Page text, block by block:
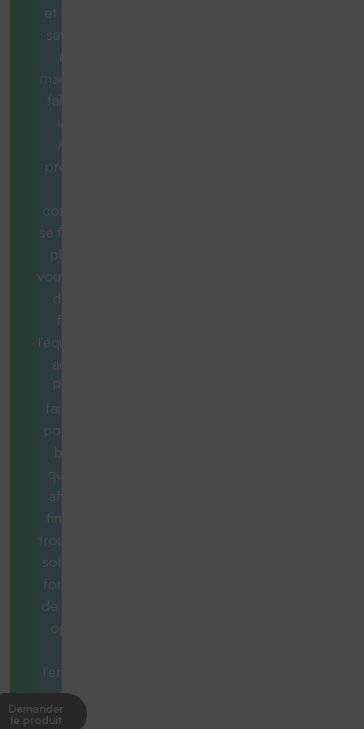
et vous ne
savez pas
quelle
machine est
faite pour
vous ?
Aucun
problème.
consultants
se feront un
plaisir de
vous aider et
de vous
fournir
l'équipement
adéquat.
Pour ce
faire, nous
posons les
bonnes
questions
afin qu'au
final, vous
trouviez une
solution qui
fonctionne
de manière
optimale
l'ensemble.
Demander
le produit